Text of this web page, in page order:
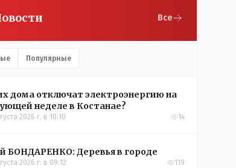
Все
Популярные
дома отключат электроэнергию на
неделе в Костанае?
2026 г. в 10:10 14
БОНДАРЕНКО: Деревья в городе
2026 г. в 09:12 119